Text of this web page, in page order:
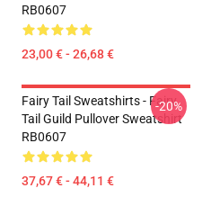
RB0607
23,00 € - 26,68 €
Fairy Tail Sweatshirts - Fairy
Tail Guild Pullover Sweatshirt
RB0607
37,67 € - 44,11 €
-20%